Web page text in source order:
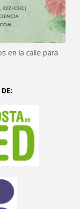
en la calle para